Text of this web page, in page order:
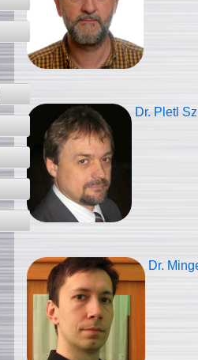
Dr. Pletl
Dr.